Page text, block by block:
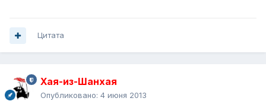
Цитата
Хая-из-Шанхая
Опубликовано: 4 июня 2013